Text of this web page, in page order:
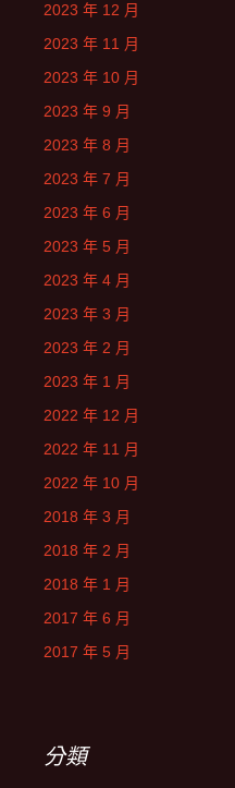
2023 年 12 月
2023 年 11 月
2023 年 10 月
2023 年 9 月
2023 年 8 月
2023 年 7 月
2023 年 6 月
2023 年 5 月
2023 年 4 月
2023 年 3 月
2023 年 2 月
2023 年 1 月
2022 年 12 月
2022 年 11 月
2022 年 10 月
2018 年 3 月
2018 年 2 月
2018 年 1 月
2017 年 6 月
2017 年 5 月
分類